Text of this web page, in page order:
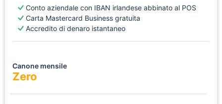
Conto aziendale con IBAN irlandese abbinato al POS
Carta Mastercard Business gratuita
Accredito di denaro istantaneo
Canone mensile
Zero